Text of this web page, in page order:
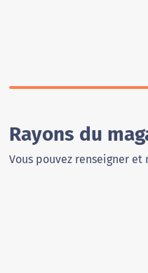
Rayons du
Vous pouvez renseigner